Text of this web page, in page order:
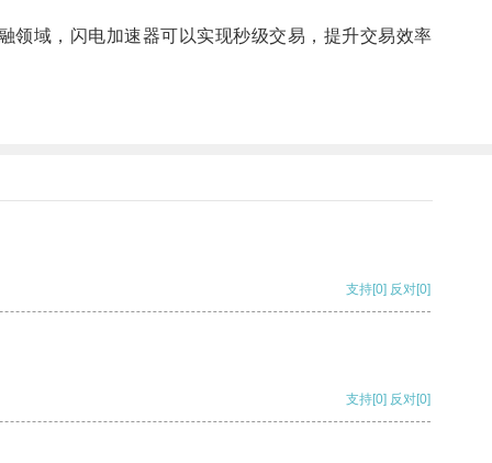
域，闪电加速器可以实现秒级交易，提升交易效率
支持[0] 反对[0]
支持[0] 反对[0]